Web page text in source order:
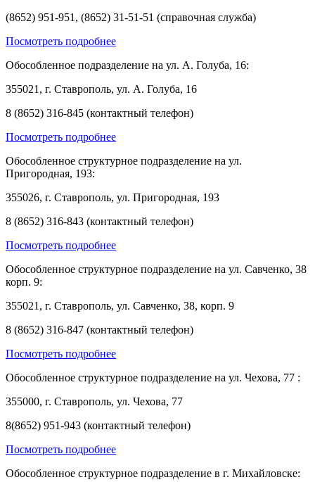
(8652) 951-951, (8652) 31-51-51 (справочная служба)
Посмотреть подробнее
Обособленное подразделение на ул. А. Голуба, 16:
355021, г. Ставрополь, ул. А. Голуба, 16
8 (8652) 316-845 (контактный телефон)
Посмотреть подробнее
Обособленное структурное подразделение на ул.
Пригородная, 193:
355026, г. Ставрополь, ул. Пригородная, 193
8 (8652) 316-843 (контактный телефон)
Посмотреть подробнее
Обособленное структурное подразделение на ул. Савченко, 38
корп. 9:
355021, г. Ставрополь, ул. Савченко, 38, корп. 9
8 (8652) 316-847 (контактный телефон)
Посмотреть подробнее
Обособленное структурное подразделение на ул. Чехова, 77 :
355000, г. Ставрополь, ул. Чехова, 77
8(8652) 951-943 (контактный телефон)
Посмотреть подробнее
Обособленное структурное подразделение в г. Михайловске: